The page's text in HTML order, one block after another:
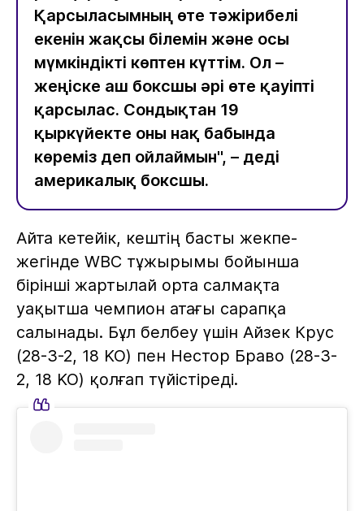
Қарсыласымның өте тәжірибелі
екенін жақсы білемін және осы
мүмкіндікті көптен күттім. Ол –
жеңіске аш боксшы әрі өте қауіпті
қарсылас. Сондықтан 19
қыркүйекте оны нақ бабында
көреміз деп ойлаймын", – деді
америкалық боксшы.
Айта кетейік, кештің басты жекпе-
жегінде WBC тұжырымы бойынша
бірінші жартылай орта салмақта
уақытша чемпион атағы сарапқа
салынады. Бұл белбеу үшін Айзек Крус
(28-3-2, 18 KO) пен Нестор Браво (28-3-
2, 18 KO) қолғап түйістіреді.